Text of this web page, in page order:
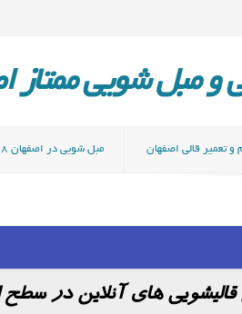
مبل شویی ممتاز اصفهان -
و تعمیر قالی اصفهان مبل شویی در اصفهان 03133336768
قالیشویی های آنلاین در